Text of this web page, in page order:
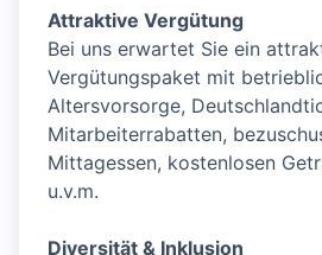
Attraktive Vergütung
Bei uns erwartet Sie ein
Vergütungspaket mit
Altersvorsorge,
Mitarbeiterrabatten,
Mittagessen, kostenlosen
u.v.m.
Diversität & Inklusion